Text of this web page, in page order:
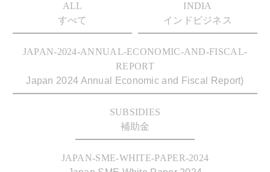
ALL
すべて
INDIA
インドビジネス
JAPAN-2024-ANNUAL-ECONOMIC-AND-FISCAL-
REPORT
Japan 2024 Annual Economic and Fiscal Report)
SUBSIDIES
補助金
JAPAN-SME-WHITE-PAPER-2024